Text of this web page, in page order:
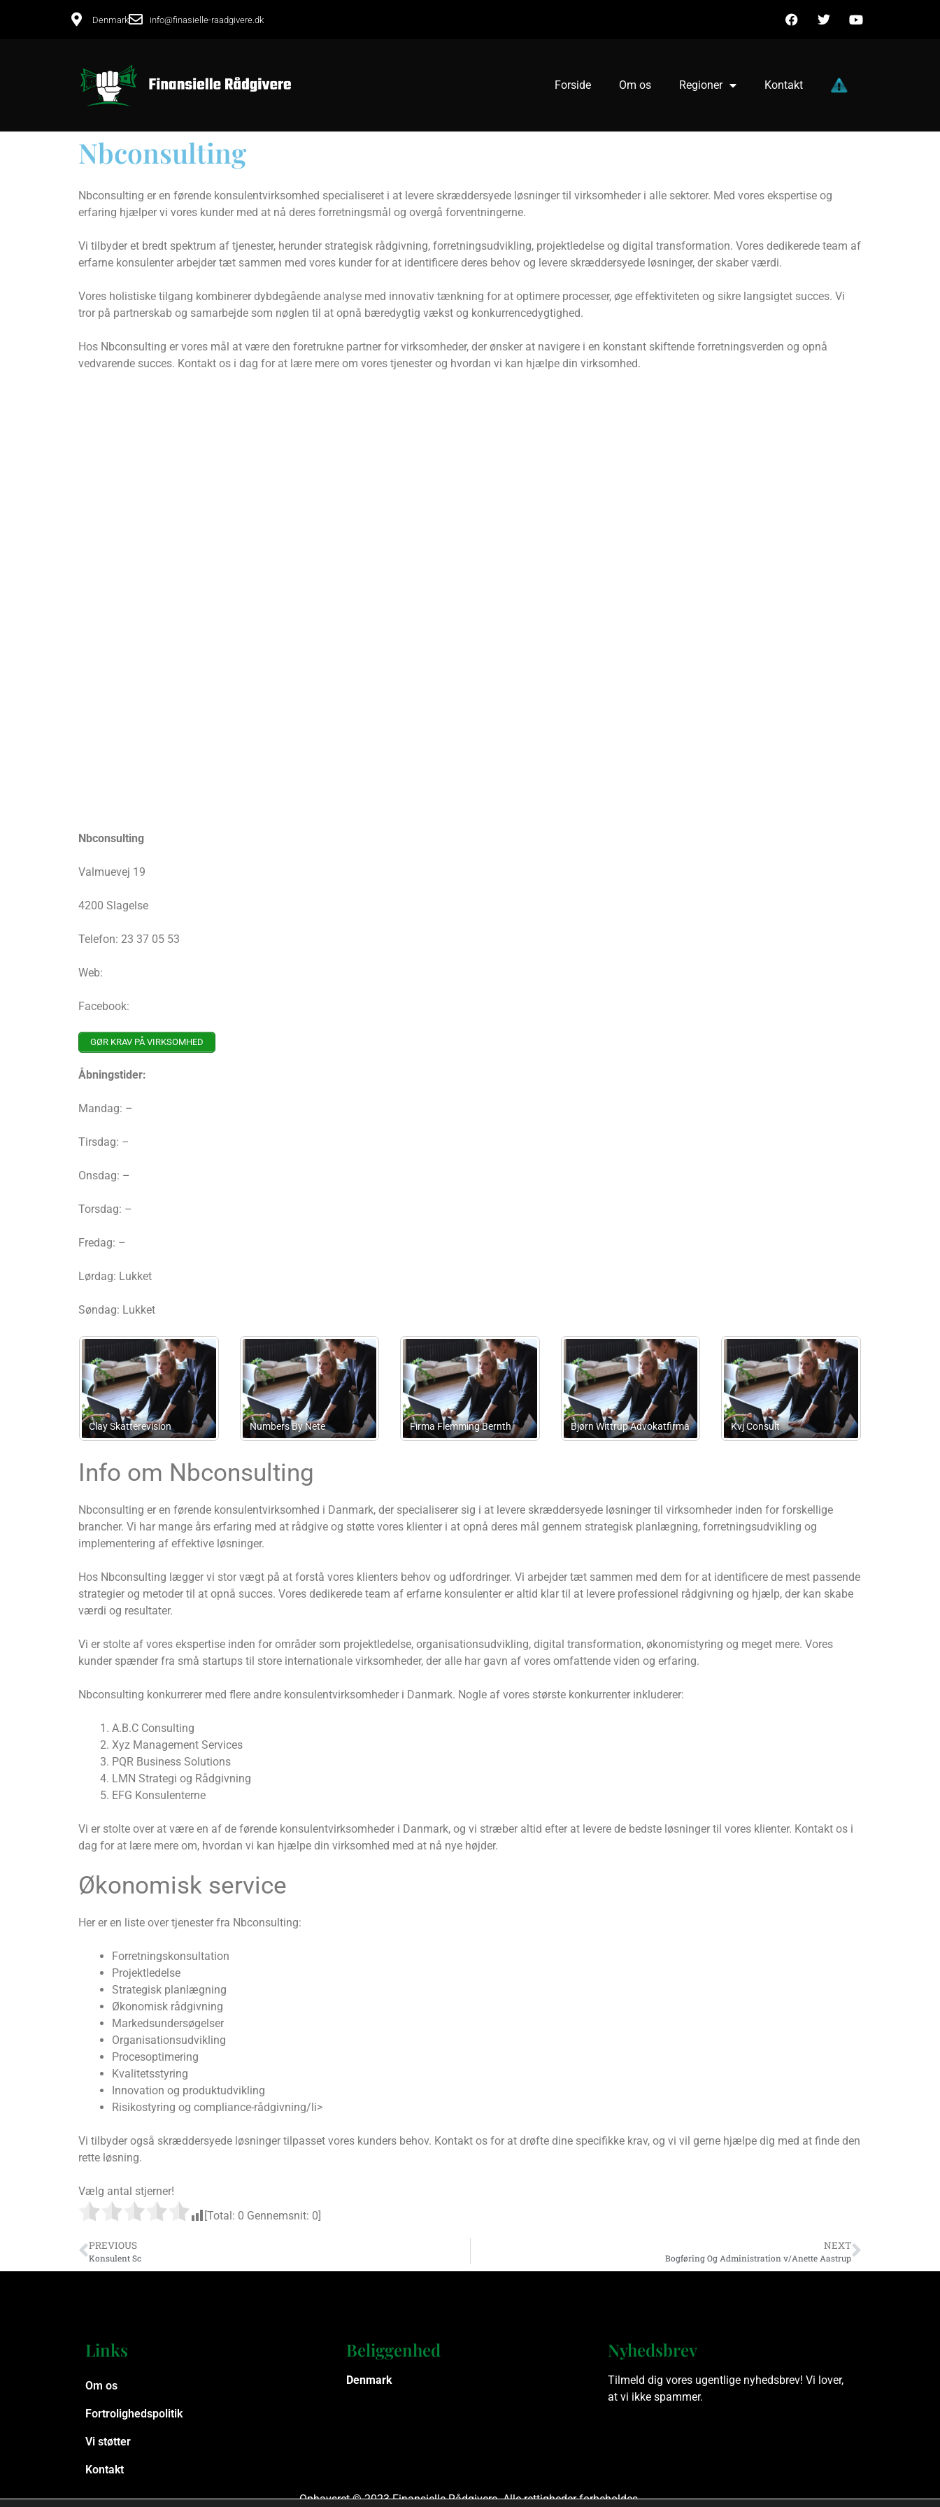
Denmark info@finasielle-raadgivere.dk
Forside Om os Regioner Kontakt
Nbconsulting
Nbconsulting er en førende konsulentvirksomhed specialiseret i at levere skræddersyede løsninger til virksomheder i alle sektorer. Med vores ekspertise og
erfaring hjælper vi vores kunder med at nå deres forretningsmål og overgå forventningerne.
Vi tilbyder et bredt spektrum af tjenester, herunder strategisk rådgivning, forretningsudvikling, projektledelse og digital transformation. Vores dedikerede team af
erfarne konsulenter arbejder tæt sammen med vores kunder for at identificere deres behov og levere skræddersyede løsninger, der skaber værdi.
Vores holistiske tilgang kombinerer dybdegående analyse med innovativ tænkning for at optimere processer, øge effektiviteten og sikre langsigtet succes. Vi
tror på partnerskab og samarbejde som nøglen til at opnå bæredygtig vækst og konkurrencedygtighed.
Hos Nbconsulting er vores mål at være den foretrukne partner for virksomheder, der ønsker at navigere i en konstant skiftende forretningsverden og opnå
vedvarende succes. Kontakt os i dag for at lære mere om vores tjenester og hvordan vi kan hjælpe din virksomhed.
Nbconsulting
Valmuevej 19
4200 Slagelse
Telefon: 23 37 05 53
Web:
Facebook:
GØR KRAV PÅ VIRKSOMHED
Åbningstider:
Mandag: –
Tirsdag: –
Onsdag: –
Torsdag: –
Fredag: –
Lørdag: Lukket
Søndag: Lukket
Bjørn Wittrup Advokatfirma Kvj Consult
Paulsen Regnskab &
Controlling
BHS Revision Karsten Schwennesen Erstatningplus I/S
Info om Nbconsulting
Nbconsulting er en førende konsulentvirksomhed i Danmark, der specialiserer sig i at levere skræddersyede løsninger til virksomheder inden for forskellige
brancher. Vi har mange års erfaring med at rådgive og støtte vores klienter i at opnå deres mål gennem strategisk planlægning, forretningsudvikling og
implementering af effektive løsninger.
Hos Nbconsulting lægger vi stor vægt på at forstå vores klienters behov og udfordringer. Vi arbejder tæt sammen med dem for at identificere de mest passende
strategier og metoder til at opnå succes. Vores dedikerede team af erfarne konsulenter er altid klar til at levere professionel rådgivning og hjælp, der kan skabe
værdi og resultater.
Vi er stolte af vores ekspertise inden for områder som projektledelse, organisationsudvikling, digital transformation, økonomistyring og meget mere. Vores
kunder spænder fra små startups til store internationale virksomheder, der alle har gavn af vores omfattende viden og erfaring.
Nbconsulting konkurrerer med flere andre konsulentvirksomheder i Danmark. Nogle af vores største konkurrenter inkluderer:
A.B.C Consulting
Xyz Management Services
PQR Business Solutions
LMN Strategi og Rådgivning
EFG Konsulenterne
Vi er stolte over at være en af de førende konsulentvirksomheder i Danmark, og vi stræber altid efter at levere de bedste løsninger til vores klienter. Kontakt os i
dag for at lære mere om, hvordan vi kan hjælpe din virksomhed med at nå nye højder.
Økonomisk service
Her er en liste over tjenester fra Nbconsulting:
Forretningskonsultation
Projektledelse
Strategisk planlægning
Økonomisk rådgivning
Markedsundersøgelser
Organisationsudvikling
Procesoptimering
Kvalitetsstyring
Innovation og produktudvikling
Risikostyring og compliance-rådgivning/li>
Vi tilbyder også skræddersyede løsninger tilpasset vores kunders behov. Kontakt os for at drøfte dine specifikke krav, og vi vil gerne hjælpe dig med at finde den
rette løsning.
Vælg antal stjerner!
[Total: 0 Gennemsnit: 0]
PREVIOUS
Konsulent Sc
NEXT
Bogføring Og Administration v/Anette Aastrup
Links
Om os
Fortrolighedspolitik
Vi støtter
Kontakt
Beliggenhed
Denmark
Nyhedsbrev
Tilmeld dig vores ugentlige nyhedsbrev! Vi lover,
at vi ikke spammer.
Ophavsret © 2023 Finansielle Rådgivere. Alle rettigheder forbeholdes.